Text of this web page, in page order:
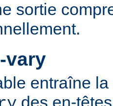
sortie
vary
entraîne
des en-